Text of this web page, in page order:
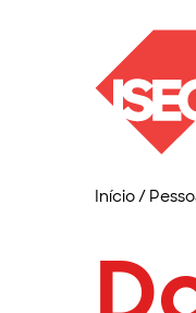
Início/